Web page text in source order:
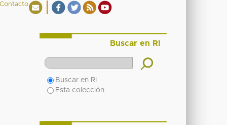
Buscar en RI
Buscar en RI
Esta colección